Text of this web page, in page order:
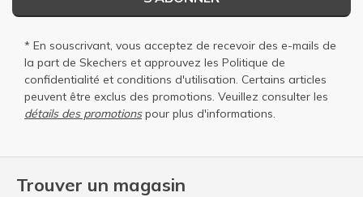
Trouver un magasin
* En souscrivant, vous acceptez de recevoir des e-mails de
la part de Skechers et approuvez les Politique de
confidentialité et conditions d'utilisation . Certains articles
peuvent être exclus des promotions. Veuillez consulter les
détails des promotionspour plus d'informations.